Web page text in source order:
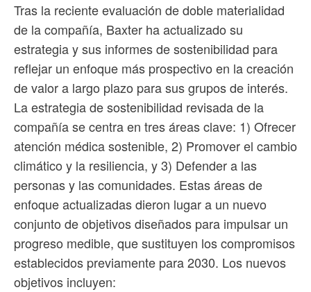
Tras la reciente evaluación de doble materialidad
de la compañía, Baxter ha actualizado su
estrategia y sus informes de sostenibilidad para
reflejar un enfoque más prospectivo en la creación
de valor a largo plazo para sus grupos de interés.
La estrategia de sostenibilidad revisada de la
compañía se centra en tres áreas clave: 1) Ofrecer
atención médica sostenible, 2) Promover el cambio
climático y la resiliencia, y 3) Defender a las
personas y las comunidades. Estas áreas de
enfoque actualizadas dieron lugar a un nuevo
conjunto de objetivos diseñados para impulsar un
progreso medible, que sustituyen los compromisos
establecidos previamente para 2030. Los nuevos
objetivos incluyen: